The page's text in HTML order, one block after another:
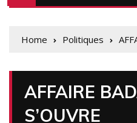
Home Politiques
AFFAIRE
S’OUVRE